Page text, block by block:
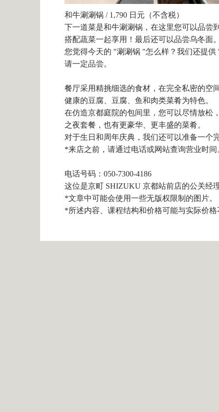
和牛涮涮锅 / 1,790 日元（不含税）
下一道菜是和牛涮涮锅，在这里您可以品尝
搭配蔬菜一起享用！最后还可以品尝乌冬面
您觉得今天的 "涮涮锅 "怎么样？我们还提
请一定品尝。
餐厅采用精挑细选的食材，在完全私密的空
健康的豆腐、豆腐、鱼和肉类菜肴为特色。
在仿造京都庭院的包间里，您可以尽情放松
之夜套餐，也有更豪华、更丰盛的菜肴。
对于生日和周年庆典，我们还可以准备一个
*来店之前，请通过电话或网站查询营业时间
电话号码：050-7300-4186
这位是京町 SHIZUKU 京都站前店的公关经
*文章中可能会使用一些无版权限制的图片。
*所述内容、课程结构和价格可能与实际价